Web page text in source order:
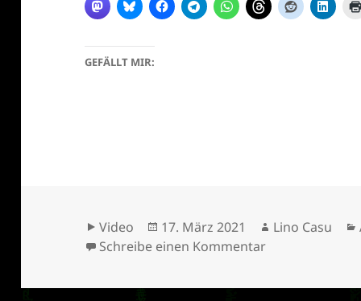
GEFÄLLT MIR:
Format
Video
Veröffentlicht
am
17. März 2021 Autor
Lino Casu
Schreibe einen Kommentarzu YOUR